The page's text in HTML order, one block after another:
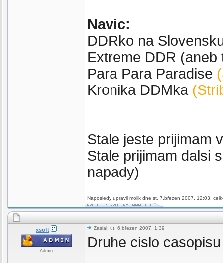
Navic:
DDRko na
Extreme DDR
Para Para Paradise
Kronika DDMka
Stale jeste prijimam
Stale prijimam dalsi
napady)
Naposledy upravil molik dne st, 7.březen 2007, 12:03,
xsoft
Admin
Zaslal: út, 6.březen 2007, 1:39
Druhe cislo